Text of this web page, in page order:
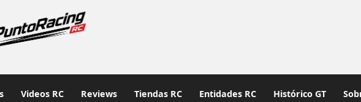
Videos RC Reviews Tiendas RC Entidades RC Histórico GT